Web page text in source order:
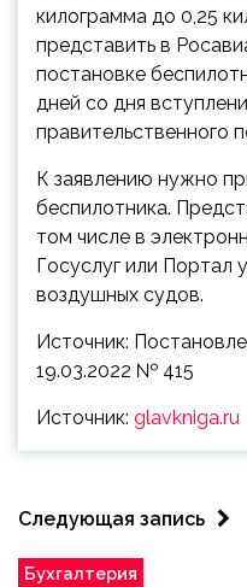
килограмма до 0,25
представить в
постановке
дней со дня
правительственного
К заявлению нужно
беспилотника.
том числе в
Госуслуг или Портал
воздушных судов.
Источник:
19.03.2022 № 415
Источник: glavkniga.ru
Следующая запись
Бухгалтерия